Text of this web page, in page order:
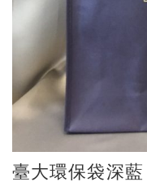
臺大環保袋深藍